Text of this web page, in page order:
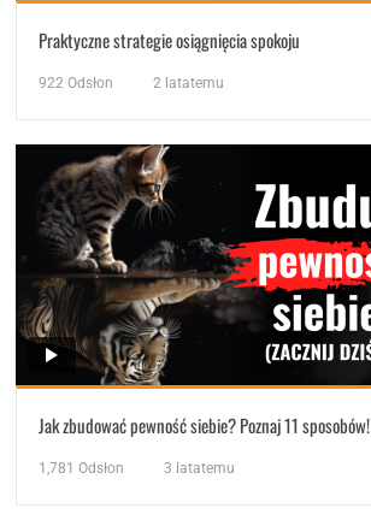
Praktyczne strategie osiągnięcia spokoju
922 Odsłon 2 latatemu
Jak zbudować pewność siebie? Poznaj 11 sposobów!
1,781 Odsłon 3 latatemu